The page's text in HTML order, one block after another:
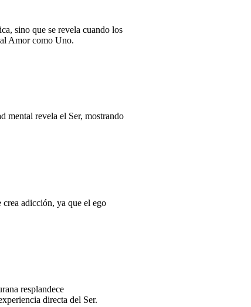
sino que se revela cuando los
Amor como Uno.
mental revela el Ser, mostrando
adicción, ya que el ego
resplandece
directa del Ser.